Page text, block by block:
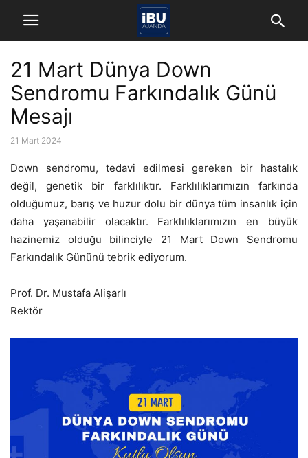
21 Mart Dünya Down
Sendromu Farkındalık Günü
Mesajı
21 Mart 2024
Down sendromu, tedavi edilmesi gereken bir hastalık
değil, genetik bir farklılıktır. Farklılıklarımızın farkında
olduğumuz, barış ve huzur dolu bir dünya tüm insanlık için
daha yaşanabilir olacaktır. Farklılıklarımızın en büyük
hazinemiz olduğu bilinciyle 21 Mart Down Sendromu
Farkındalık Gününü tebrik ediyorum.
Prof. Dr. Mustafa Alişarlı
Rektör